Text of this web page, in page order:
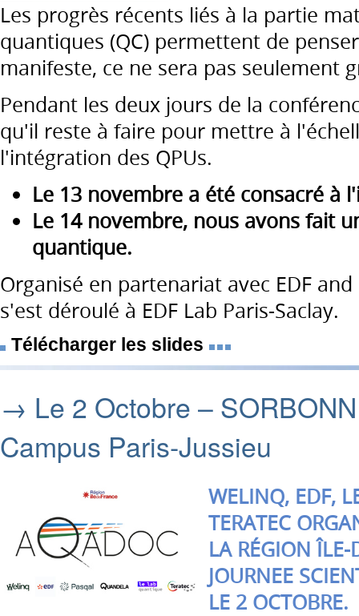
Les progrès récents liés à la partie
quantiques (QC) permettent de
manifeste, ce ne sera pas seulement
Pendant les deux jours de la
qu'il reste à faire pour mettre à
l'intégration des QPUs.
Le 13 novembre a été consacré à
Le 14 novembre, nous avons fait
quantique.
Organisé en partenariat avec EDF
s'est déroulé à EDF Lab Paris-Saclay.
Télécharger les slides
→ Le 2 Octobre –
Campus Paris-Jussieu
WELINQ, EDF,
TERATEC
LA RÉGION ÎLE-
JOURNEE
LE 2 OCTOBRE.